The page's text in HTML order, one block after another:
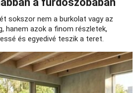
sokszor nem a burkolat vagy az
hanem azok a finom részletek,
és egyedivé teszik a teret.